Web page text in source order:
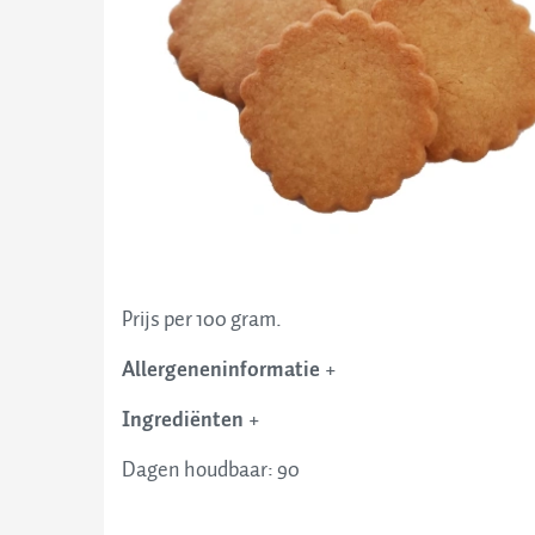
Over
Prijs per 100 gram.
Allergeneninformatie +
Ingrediënten +
Dagen houdbaar: 90